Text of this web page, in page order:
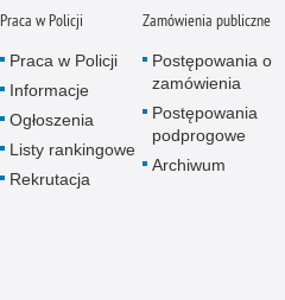
Praca w Policji
Praca w Policji
Informacje
Ogłoszenia
Listy rankingowe
Rekrutacja
Zamówienia publiczne
Postępowania o
zamówienia
Postępowania
podprogowe
Archiwum